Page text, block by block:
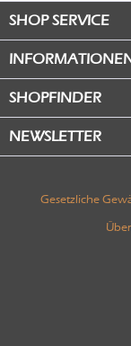
SHOP SERVICE
SHOPFINDER
NEWSLETTER
Gesetzliche